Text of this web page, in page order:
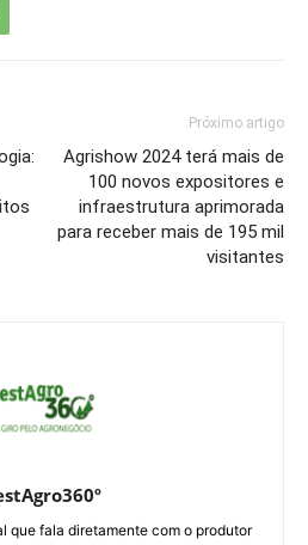
Próximo artigo
Agrishow 2024 terá mais de
100 novos expositores e
infraestrutura aprimorada
para receber mais de 195 mil
visitantes
que fala diretamente com o produtor